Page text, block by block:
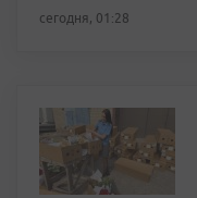
сегодня, 01:28